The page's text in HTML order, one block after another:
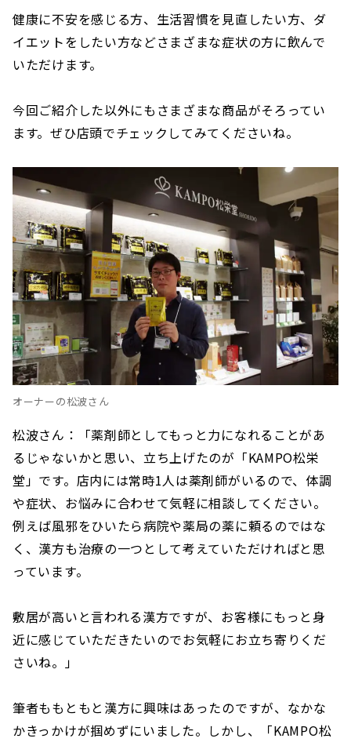
健康に不安を感じる方、生活習慣を見直したい方、ダ
イエットをしたい方などさまざまな症状の方に飲んで
いただけます。
今回ご紹介した以外にもさまざまな商品がそろってい
ます。ぜひ店頭でチェックしてみてくださいね。
オーナーの松波さん
松波さん：「薬剤師としてもっと力になれることがあ
るじゃないかと思い、立ち上げたのが「KAMPO松栄
堂」です。店内には常時1人は薬剤師がいるので、体調
や症状、お悩みに合わせて気軽に相談してください。
例えば風邪をひいたら病院や薬局の薬に頼るのではな
く、漢方も治療の一つとして考えていただければと思
っています。
敷居が高いと言われる漢方ですが、お客様にもっと身
近に感じていただきたいのでお気軽にお立ち寄りくだ
さいね。」
筆者ももともと漢方に興味はあったのですが、なかな
かきっかけが掴めずにいました。しかし、「KAMPO松